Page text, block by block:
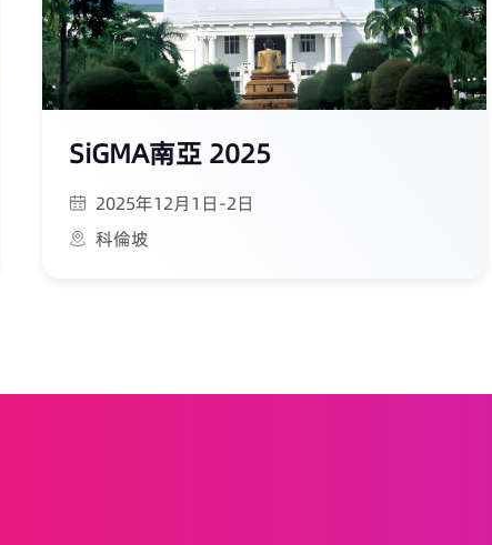
SiGMA南亞 2025
2025年12月1日-2日
科倫坡